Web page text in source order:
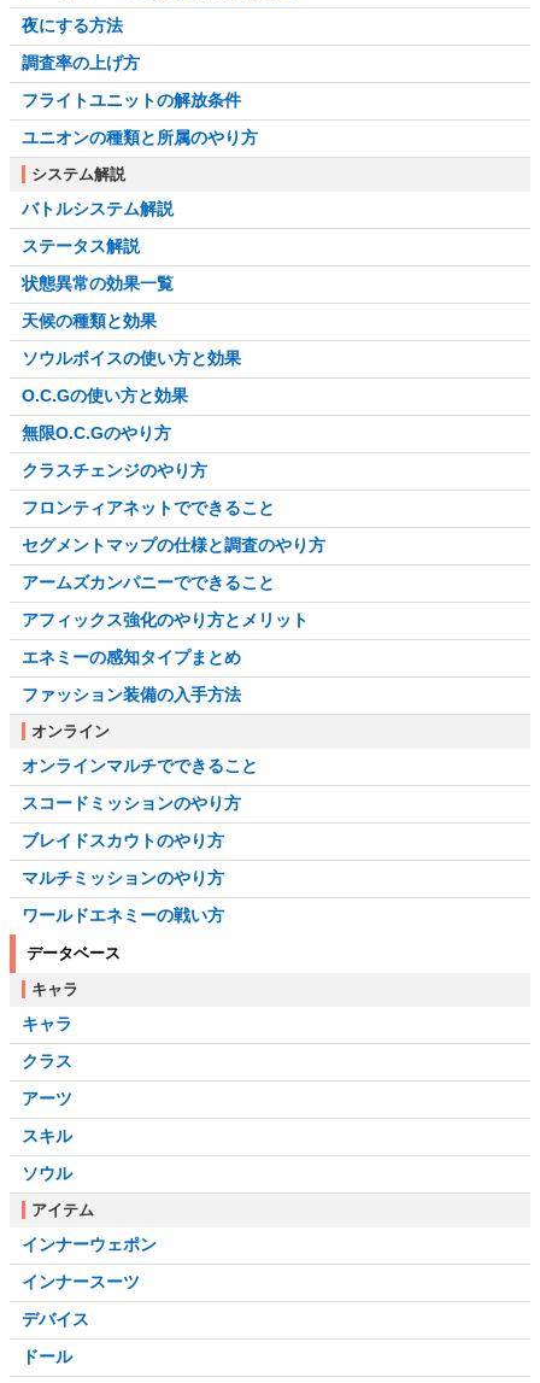
夜にする方法
調査率の上げ方
フライトユニットの解放条件
ユニオンの種類と所属のやり方
システム解説
バトルシステム解説
ステータス解説
状態異常の効果一覧
天候の種類と効果
ソウルボイスの使い方と効果
O.C.Gの使い方と効果
無限O.C.Gのやり方
クラスチェンジのやり方
フロンティアネットでできること
セグメントマップの仕様と調査のやり方
アームズカンパニーでできること
アフィックス強化のやり方とメリット
エネミーの感知タイプまとめ
ファッション装備の入手方法
オンライン
オンラインマルチでできること
スコードミッションのやり方
ブレイドスカウトのやり方
マルチミッションのやり方
ワールドエネミーの戦い方
データベース
キャラ
キャラ
クラス
アーツ
スキル
ソウル
アイテム
インナーウェポン
インナースーツ
デバイス
ドール